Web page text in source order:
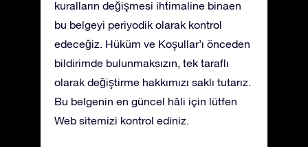
kuralların değişmesi ihtimaline binaen
bu belgeyi periyodik olarak kontrol
edeceğiz. Hüküm ve Koşullar’ı önceden
bildirimde bulunmaksızın, tek taraflı
olarak değiştirme hakkımızı saklı tutarız.
Bu belgenin en güncel hâli için lütfen
Web sitemizi kontrol ediniz.